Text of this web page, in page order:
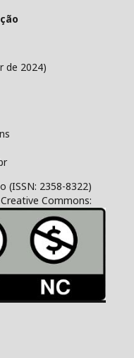
de 2024)
(ISSN: 2358-8322)
Commons: